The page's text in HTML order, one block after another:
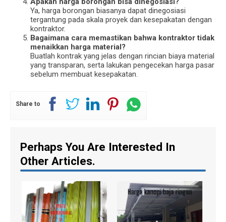
Ya, harga borongan biasanya dapat dinegosiasi
tergantung pada skala proyek dan kesepakatan dengan
kontraktor.
Bagaimana cara memastikan bahwa kontraktor tidak
menaikkan harga material?
Buatlah kontrak yang jelas dengan rincian biaya material
yang transparan, serta lakukan pengecekan harga pasar
sebelum membuat kesepakatan.
Share to
Perhaps You Are Interested In
Other Articles.